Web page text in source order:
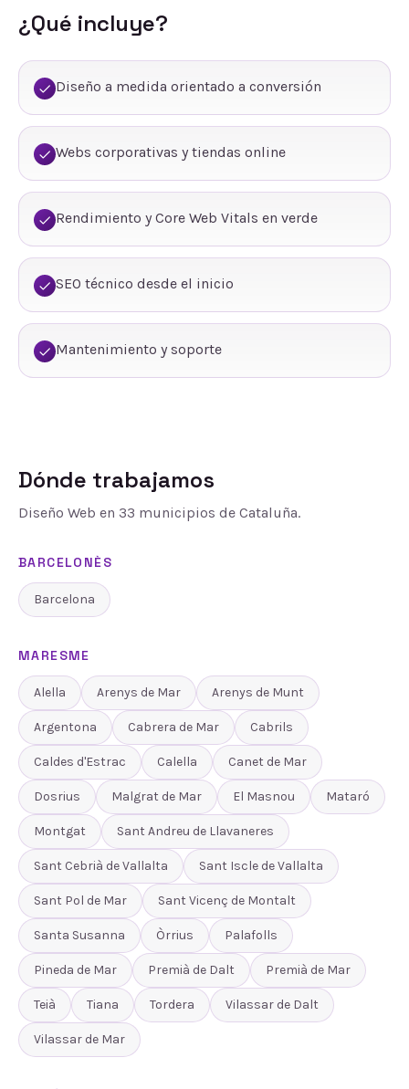
¿Qué incluye?
Diseño a medida orientado a conversión
Webs corporativas y tiendas online
Rendimiento y Core Web Vitals en verde
SEO técnico desde el inicio
Mantenimiento y soporte
Dónde trabajamos
Diseño Web en 33 municipios de Cataluña.
BARCELONÈS
Barcelona
MARESME
Alella Arenys de Mar Arenys de Munt
Argentona Cabrera de Mar Cabrils
Caldes d'Estrac Calella Canet de Mar
Dosrius Malgrat de Mar El Masnou Mataró
Montgat Sant Andreu de Llavaneres
Sant Cebrià de Vallalta Sant Iscle de Vallalta
Sant Pol de Mar Sant Vicenç de Montalt
Santa Susanna Òrrius Palafolls
Pineda de Mar Premià de Dalt Premià de Mar
Teià Tiana Tordera Vilassar de Dalt
Vilassar de Mar